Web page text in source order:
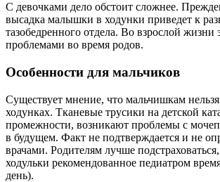
С девочками дело обстоит сложнее.
высадка малышки в ходунки приведет к
тазобедренного отдела. Во взрослой жизни
проблемами во время родов.
Особенности для мальчиков
Существует мнение, что мальчишкам нельзя
ходунках. Тканевые трусики на детской
промежности, возникают проблемы с
в будущем. Факт не подтверждается и не
врачами. Родителям лучше
ходульки рекомендованное педиатром
день).